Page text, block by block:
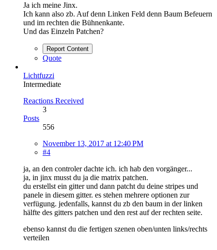
Ja ich meine Jinx.
Ich kann also zb. Auf denn Linken Feld denn Baum Befeuern
und im rechten die Bühnenkante.
Und das Einzeln Patchen?
Report Content
Quote
Lichtfuzzi
Intermediate
Reactions Received
3
Posts
556
November 13, 2017 at 12:40 PM
#4
ja, an den controler dachte ich. ich hab den vorgänger...
ja, in jinx musst du ja die matrix patchen.
du erstellst ein gitter und dann patcht du deine stripes und
panele in diesem gitter. es stehen mehrere optionen zur
verfügung. jedenfalls, kannst du zb den baum in der linken
hälfte des gitters patchen und den rest auf der rechten seite.
ebenso kannst du die fertigen szenen oben/unten links/rechts
verteilen